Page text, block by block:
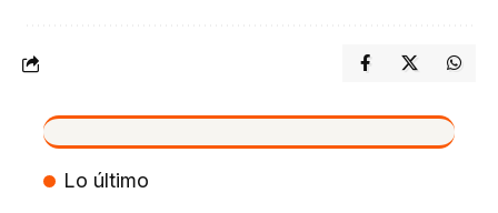
VIVO
Lo último